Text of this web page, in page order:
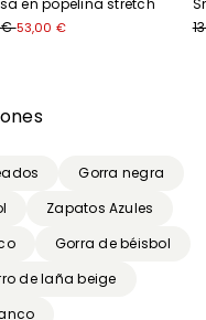
en popelina stretch
€53,00 €
Gorra negra
Zapatos Azules
Gorra de béisbol
de laña beige